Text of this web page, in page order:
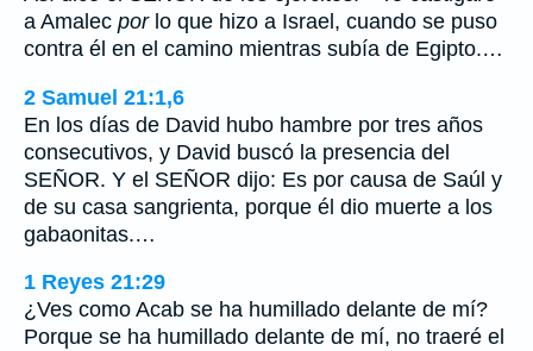
a Amalec porlo que hizo a Israel, cuando se puso
contra él en el camino mientras subía de Egipto.…
2 Samuel 21:1,6
En los días de David hubo hambre por tres años
consecutivos, y David buscó la presencia del
SEÑOR. Y el SEÑOR dijo: Es por causa de Saúl y
de su casa sangrienta, porque él dio muerte a los
gabaonitas.…
1 Reyes 21:29
¿Ves como Acab se ha humillado delante de mí?
Porque se ha humillado delante de mí, no traeré el